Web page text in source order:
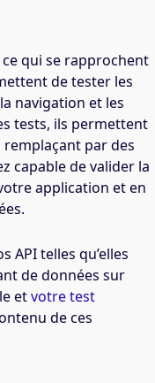
qui se rapprochent
de tester les
navigation et les
tests, ils permettent
remplaçant par des
capable de valider la
application et en
API telles qu’elles
de données sur
etvotre test
de ces